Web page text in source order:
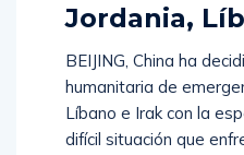
Jordania,
BEIJING, China ha
humanitaria de
Líbano e Irak con la
difícil situación que